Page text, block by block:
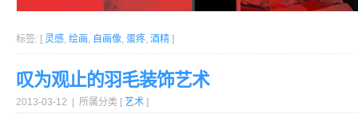
标签: [ 灵感, 绘画, 自画像, 蛋疼, 酒精 ]
叹为观止的羽毛装饰艺术
2013-03-12 | 所属分类 [ 艺术 ]